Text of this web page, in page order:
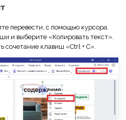
перевести, с помощью курсора.
и выберите «Копировать текст».
сочетание клавиш «Ctrl + C».